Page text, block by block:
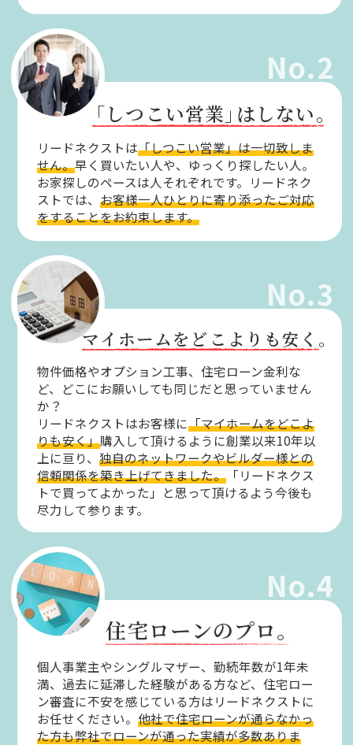
No.2
「しつこい営業」はしない。
リードネクストは「しつこい営業」は一切致しま
せん。早く買いたい人や、ゆっくり探したい人。
お家探しのペースは人それぞれです。リードネク
ストでは、お客様一人ひとりに寄り添ったご対応
をすることをお約束します。
No.3
マイホームをどこよりも安く。
物件価格やオプション工事、住宅ローン金利な
ど、どこにお願いしても同じだと思っていません
か？
リードネクストはお客様に「マイホームをどこよ
りも安く」購入して頂けるように創業以来10年以
上に亘り、独自のネットワークやビルダー様との
信頼関係を築き上げてきました。 「リードネクス
トで買ってよかった」と思って頂けるよう今後も
尽力して参ります。
No.4
住宅ローンのプロ。
個人事業主やシングルマザー、勤続年数が1年未
満、過去に延滞した経験がある方など、住宅ロー
ン審査に不安を感じている方はリードネクストに
お任せください。他社で住宅ローンが通らなかっ
た方も弊社でローンが通った実績が多数ありま